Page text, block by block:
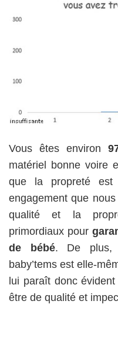
Vous êtes environ
matériel bonne voire
que la propreté est
engagement que
qualité et la
primordiaux pour
de bébé. De plus,
baby’tems est elle-
lui paraît donc
être de qualité et